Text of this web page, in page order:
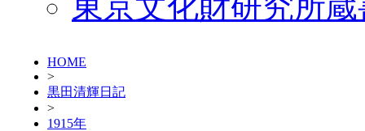
HOME
>
黒田清輝日記
>
1915年